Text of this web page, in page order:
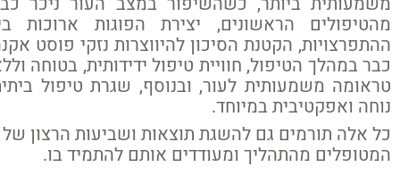
הראשונים, יצירת הפוגות ארוכות בין
הקטנת הסיכון להיווצרות נזקי פוסט אקנה
במהלך הטיפול, חוויית טיפול ידידותית, בטוחה וללא
משמעותית לעור, ובנוסף, שגרת טיפול ביתית
ואפקטיבית במיוחד.
אלה תורמים גם להשגת תוצאות ושביעות הרצון של
מהתהליך ומעודדים אותם להתמיד בו.